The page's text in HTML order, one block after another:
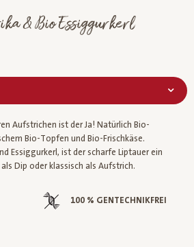
& Bio Essiggurkerl
Aufstrichen ist der Ja! Natürlich Bio-
Bio-Topfen und Bio-Frischkäse.
Essiggurkerl, ist der scharfe Liptauer ein
Dip oder klassisch als Aufstrich.
100 % GENTECHNIKFREI